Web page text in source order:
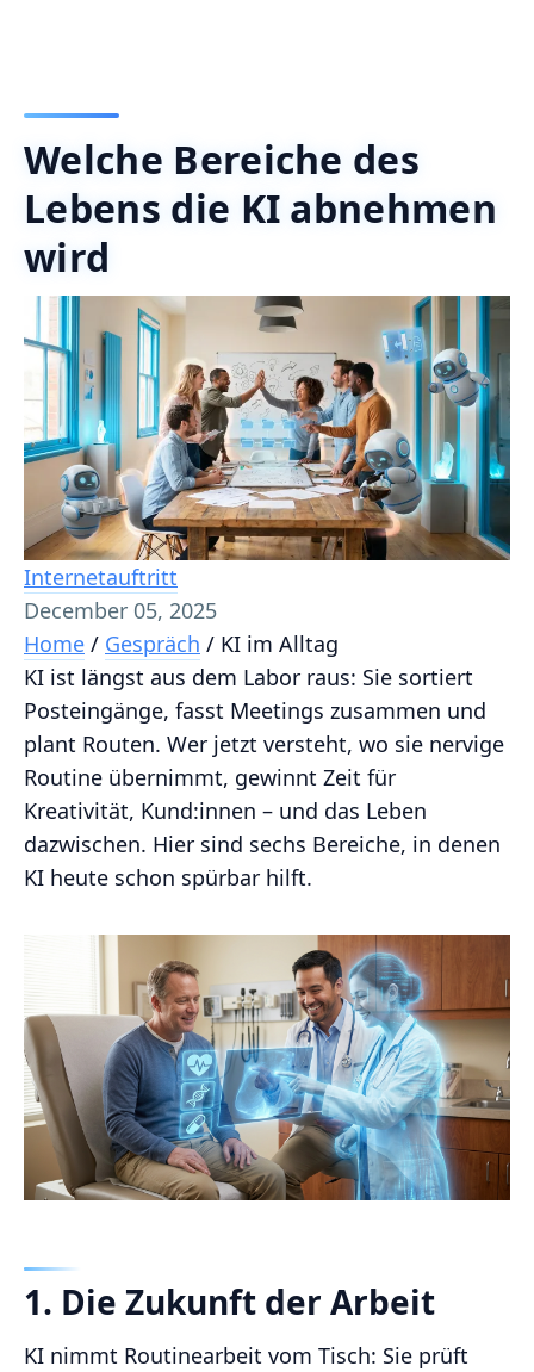
Welche Bereiche des
Lebens die KI abnehmen
wird
Internetauftritt
December 05, 2025
Home / Gespräch / KI im Alltag
KI ist längst aus dem Labor raus: Sie sortiert
Posteingänge, fasst Meetings zusammen und
plant Routen. Wer jetzt versteht, wo sie nervige
Routine übernimmt, gewinnt Zeit für
Kreativität, Kund:innen – und das Leben
dazwischen. Hier sind sechs Bereiche, in denen
KI heute schon spürbar hilft.
1. Die Zukunft der Arbeit
KI nimmt Routinearbeit vom Tisch: Sie prüft